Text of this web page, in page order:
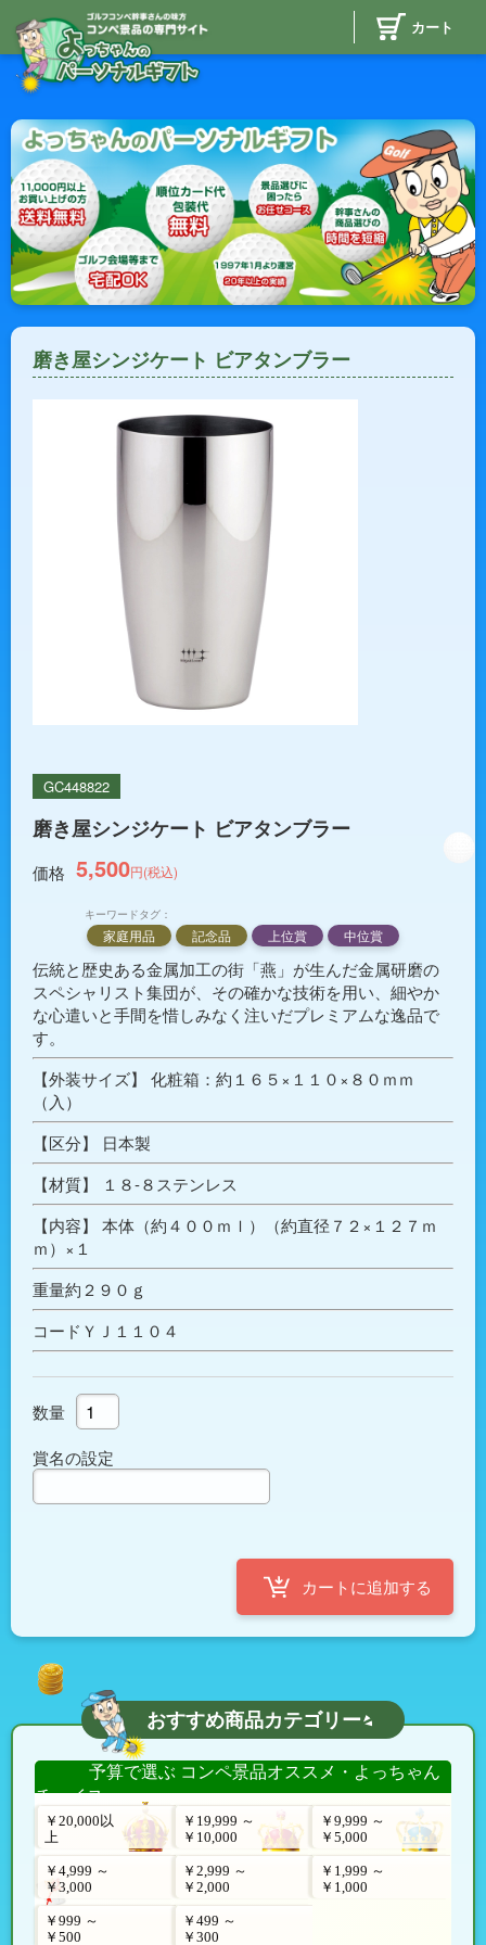
カート
磨き屋シンジケート ビアタンブラー
GC448822
磨き屋シンジケート ビアタンブラー
価格 5,500円(税込)
キーワードタグ：
家庭用品 記念品 上位賞 中位賞
伝統と歴史ある金属加工の街「燕」が生んだ金属研磨の
スペシャリスト集団が、その確かな技術を用い、細やか
な心遣いと手間を惜しみなく注いだプレミアムな逸品で
す。
【外装サイズ】 化粧箱：約１６５×１１０×８０ｍｍ
（入）
【区分】 日本製
【材質】 １８-８ステンレス
【内容】 本体（約４００ｍｌ）（約直径７２×１２７ｍ
ｍ）×１
重量約２９０ｇ
コードＹＪ１１０４
数量
賞名の設定
おすすめ商品カテゴリー
予算で選ぶ コンペ景品オススメ・よっちゃん
チョイス
￥20,000以
上
￥19,999 ～
￥10,000
￥9,999 ～
￥5,000
￥4,999 ～
￥3,000
￥2,999 ～
￥2,000
￥1,999 ～
￥1,000
￥999 ～
￥500
￥499 ～
￥300